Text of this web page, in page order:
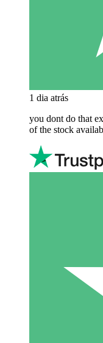
1 dia atrás
you dont do that
of the stock